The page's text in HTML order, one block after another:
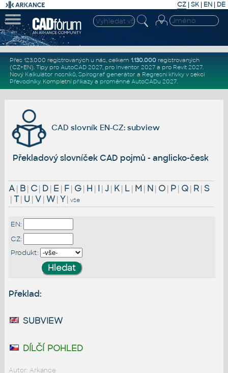
CZ | SK| EN | DE
Přes 123.000 registrovaných u nás, celkem 1.130.000registrovaných
(CZ+EN). Tipy pro AutoCAD 2027, pro Inventor 2027a pro Revit 2027.
Nový Kalkulátor nosníků, Spirograf generátor a Regresní křivkyv sekci
Převodníky. Kompletní příkazya proměnné AutoCADu 2027.
CAD slovník EN-CZ: subview
Překladový slovníček CAD pojmů - anglicko-český
A| B| C| D| E | F| G| H | I| J| K| L| M| N| O| P| Q| R| S
| T| U | V| W| Y| vše
EN:
CZ:
Produkt:
Překlad:
subview
dílčí pohled
Autor: Arkance